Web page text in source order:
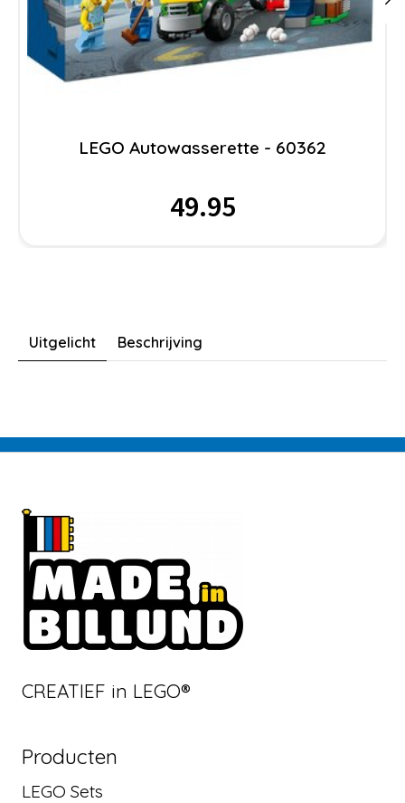
LEGO Autowasserette - 60362
49.95
Uitgelicht Beschrijving
CREATIEF in LEGO®
Producten
LEGO Sets